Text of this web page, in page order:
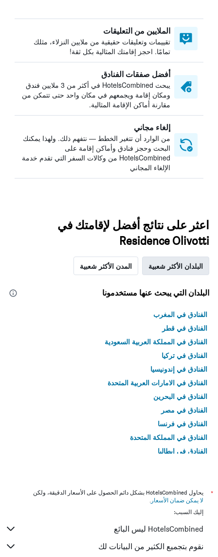
الملايين من التعليقات
تقييمات وتعليقات حقيقية من ملايين النزلاء، مثلك
تمامًا. احجز إقامتك المثالية بكل ثقة!
أفضل صفقات الفنادق
يبحث HotelsCombined في أكثر من 3 ملايين فندق
ومكان إقامة ويجمعهم في مكان واحد حتى تتمكن من
مقارنة أماكن الإقامة المثالية.
إلغاء مجاني
من الوارد أن تتغير الخطط — نتفهم ذلك. ولهذا يمكنك
البحث وحجز فنادق وأماكن إقامة على
HotelsCombined من وكالات السفر التي تقدم خدمة
الإلغاء المجاني
اعثر على نتائج أفضل لإقامتك في
Residence Olivotti
البلدان الأكثر شعبية المدن الأكثر شعبية
البلدان التي يبحث عنها مستخدمونا
الفنادق في المغرب
الفنادق في قطر
الفنادق في المملكة العربية السعودية
الفنادق في تركيا
الفنادق في إندونيسيا
الفنادق في الامارات العربية المتحدة
الفنادق في البحرين
الفنادق في مصر
الفنادق في فرنسا
الفنادق في المملكة المتحدة
الفنادق في إيطاليا
*
يحاول HotelsCombined بشكل دائم الحصول على الأسعار الدقيقة، ولكن
لا يمكن ضمان الأسعار .
إليك السبب:
HotelsCombined ليس البائع
نقوم بتجميع الكثير من البيانات لك